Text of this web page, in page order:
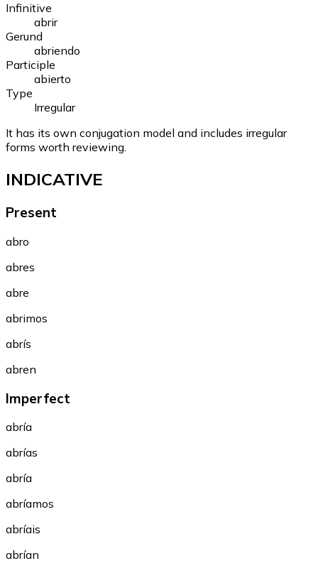
Infinitive
abrir
Gerund
abriendo
Participle
abierto
Type
Irregular
It has its own conjugation model and includes irregular
forms worth reviewing.
INDICATIVE
Present
abro
abres
abre
abrimos
abrís
abren
Imperfect
abría
abrías
abría
abríamos
abríais
abrían